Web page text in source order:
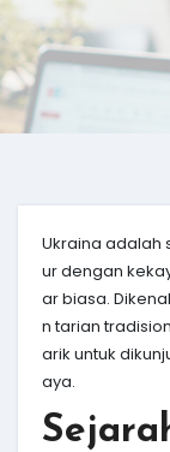
Ukraina adalah
ur dengan
ar biasa.
n tarian
arik untuk
aya.